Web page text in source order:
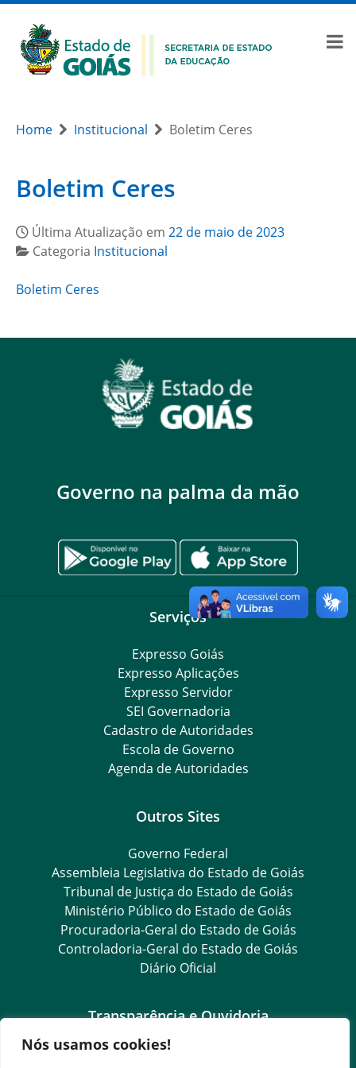
Nós usamos cookies!
Home Institucional Boletim Ceres
Boletim Ceres
Última Atualização em 22 de maio de 2023
Categoria Institucional
Boletim Ceres
Governo na palma da mão
Serviços
Expresso Goiás
Expresso Aplicações
Expresso Servidor
SEI Governadoria
Cadastro de Autoridades
Escola de Governo
Agenda de Autoridades
Outros Sites
Governo Federal
Assembleia Legislativa do Estado de Goiás
Tribunal de Justiça do Estado de Goiás
Ministério Público do Estado de Goiás
Procuradoria-Geral do Estado de Goiás
Controladoria-Geral do Estado de Goiás
Diário Oficial
Transparência e Ouvidoria
LGPD